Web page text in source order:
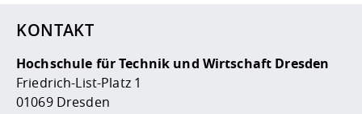
KONTAKT
Hochschule für Technik und Wirtschaft Dresden
Friedrich-List-Platz 1
01069 Dresden